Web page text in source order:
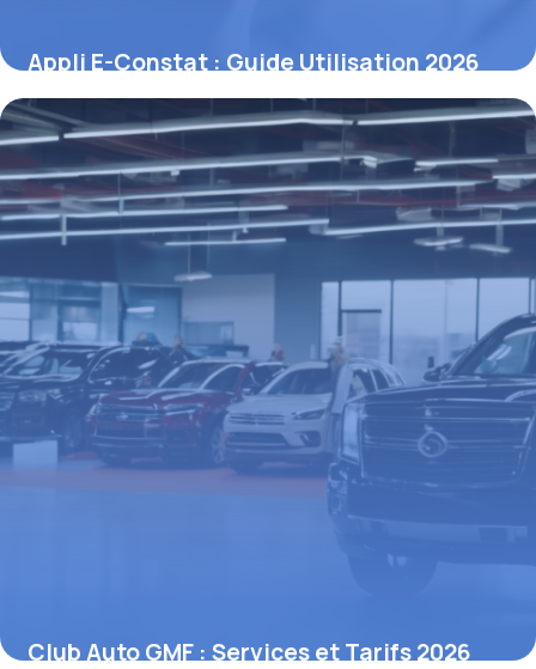
Appli E-Constat : Guide Utilisation 2026
29 mai 2026
Club Auto GMF : Services et Tarifs 2026